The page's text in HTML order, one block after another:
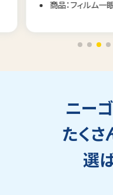
商品：フィルム一
ニー
たく
選